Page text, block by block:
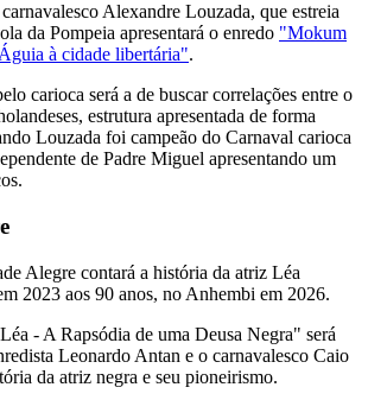
Alexandre Louzada, que estreia
da Pompeia apresentará o enredo "Mokum
à cidade libertária".
carioca será a de buscar correlações entre o
estrutura apresentada de forma
Louzada foi campeão do Carnaval carioca
de Padre Miguel apresentando um
Alegre contará a história da atriz Léa
2023 aos 90 anos, no Anhembi em 2026.
- A Rapsódia de uma Deusa Negra" será
Leonardo Antan e o carnavalesco Caio
da atriz negra e seu pioneirismo.